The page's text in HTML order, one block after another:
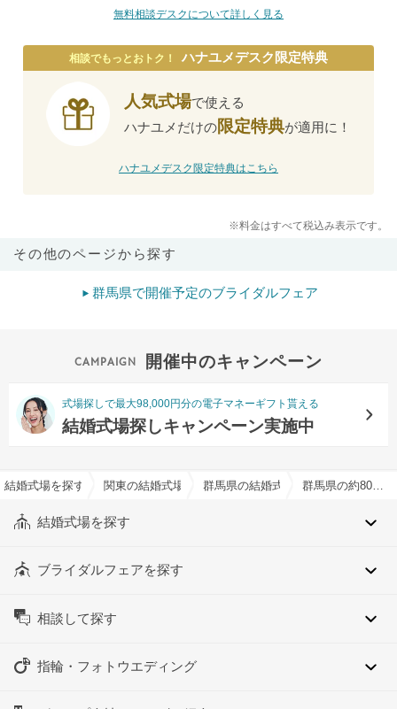
無料相談デスクについて詳しく見る
相談でもっとおトク！ ハナユメデスク限定特典
人気式場で使える
ハナユメだけの限定特典が適用に！
ハナユメデスク限定特典はこちら
※料金はすべて税込み表示です。
その他のページから探す
群馬県で開催予定のブライダルフェア
開催中のキャンペーン
式場探しで最大98,000円分の電子マネーギフト貰える
結婚式場探しキャンペーン実施中
結婚式場を探すならハナユメ
関東の結婚式場 群馬県の結婚式場
結婚式場を探す
ブライダルフェアを探す
相談して探す
指輪・フォトウエディング